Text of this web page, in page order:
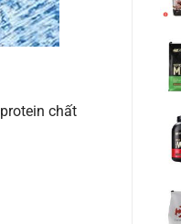
chất